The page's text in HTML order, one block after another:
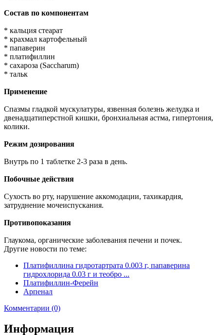
Состав по компонентам
* кальция стеарат
* крахмал картофельный
* папаверин
* платифиллин
* сахароза (Saccharum)
* тальк
Применение
Спазмы гладкой мускулатуры, язвенная болезнь желудка и
двенадцатиперстной кишки, бронхиальная астма, гипертония,
колики.
Режим дозирования
Внутрь по 1 таблетке 2-3 раза в день.
Побочные действия
Сухость во рту, нарушение аккомодации, тахикардия,
затруднение мочеиспускания.
Противопоказания
Глаукома, органические заболевания печени и почек.
Другие новости по теме:
Платифиллина гидротартрата 0.003 г, папаверина
гидрохлорида 0.03 г и теобро ...
Платифиллин-Ферейн
Арпенал
Комментарии (0)
Информация